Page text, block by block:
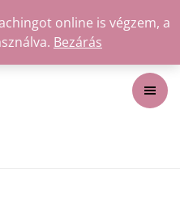
online is végzem, a
Bezárás